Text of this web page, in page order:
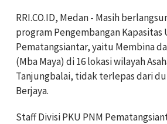
RRI.CO.ID, Medan - Masih
program Pengembangan Kapasitas
Pematangsiantar, yaitu Membina
(Mba Maya) di 16 lokasi wilayah
Tanjungbalai, tidak terlepas dari
Berjaya.
Staff Divisi PKU PNM